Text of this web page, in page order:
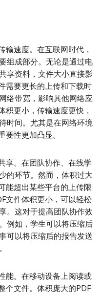
输速度。在互联网时代，
组成部分。无论是通过电
享资料，文件大小直接影
需要更长的上传和下载时
络带宽，影响其他网络应
积更小，传输速度更快，
时间。尤其是在网络环境
性更加凸显。
享。在团队协作、在线学
的环节。然而，体积过大
能超出某些平台的上传限
文件体积更小，可以轻松
。这对于提高团队协作效
例如，学生可以将压缩后
可以将压缩后的报告发送
能。在移动设备上阅读或
个文件。体积庞大的PDF